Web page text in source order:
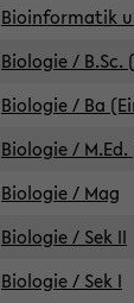
Bioinformatik
Biologie / B.Sc.
Biologie / Ba
Biologie /
Biologie / Mag
Biologie / Sek II
Biologie / Sek I